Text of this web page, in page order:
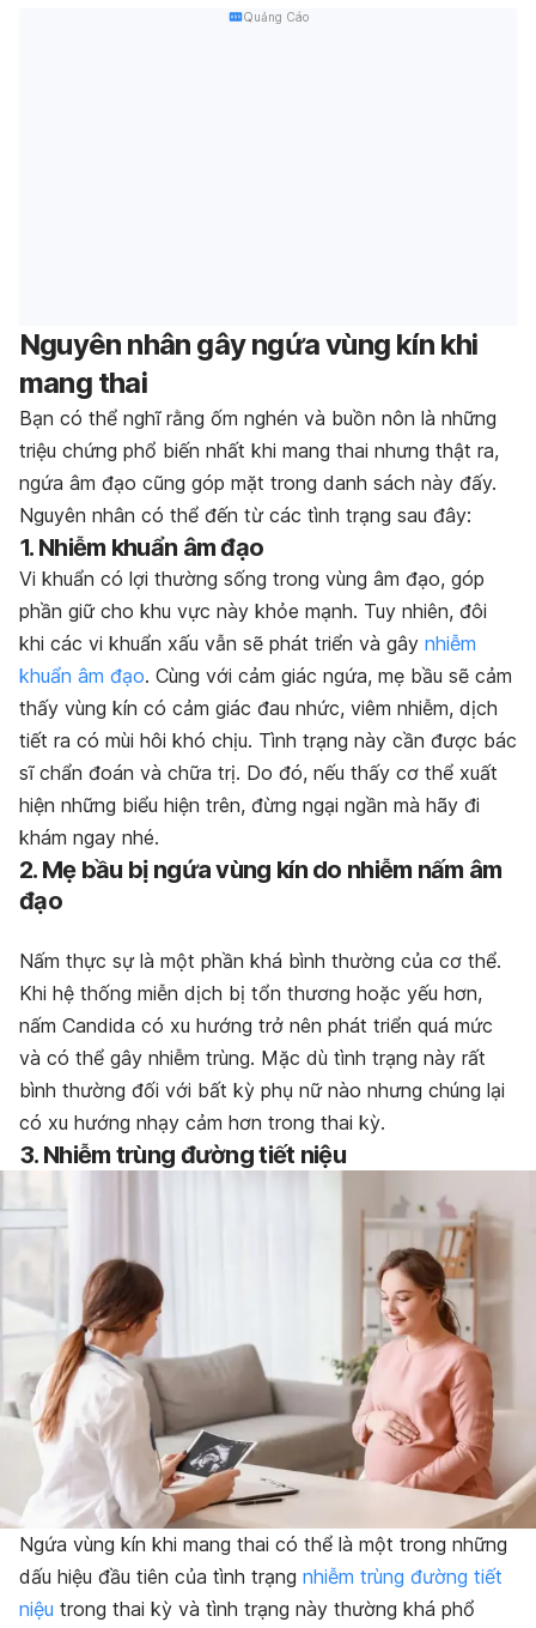
Quảng Cáo
Nguyên nhân gây ngứa vùng kín khi
mang thai
Bạn có thể nghĩ rằng ốm nghén và buồn nôn là những
triệu chứng phổ biến nhất khi mang thai nhưng thật ra,
ngứa âm đạo cũng góp mặt trong danh sách này đấy.
Nguyên nhân có thể đến từ các tình trạng sau đây:
1. Nhiễm khuẩn âm đạo
Vi khuẩn có lợi thường sống trong vùng âm đạo, góp
phần giữ cho khu vực này khỏe mạnh. Tuy nhiên, đôi
khi các vi khuẩn xấu vẫn sẽ phát triển và gây nhiễm
khuẩn âm đạo. Cùng với cảm giác ngứa, mẹ bầu sẽ cảm
thấy vùng kín có cảm giác đau nhức, viêm nhiễm, dịch
tiết ra có mùi hôi khó chịu. Tình trạng này cần được bác
sĩ chẩn đoán và chữa trị. Do đó, nếu thấy cơ thể xuất
hiện những biểu hiện trên, đừng ngại ngần mà hãy đi
khám ngay nhé.
2. Mẹ bầu bị ngứa vùng kín do nhiễm nấm âm
đạo
Nấm thực sự là một phần khá bình thường của cơ thể.
Khi hệ thống miễn dịch bị tổn thương hoặc yếu hơn,
nấm Candida có xu hướng trở nên phát triển quá mức
và có thể gây nhiễm trùng. Mặc dù tình trạng này rất
bình thường đối với bất kỳ phụ nữ nào nhưng chúng lại
có xu hướng nhạy cảm hơn trong thai kỳ.
3. Nhiễm trùng đường tiết niệu
Ngứa vùng kín khi mang thai có thể là một trong những
dấu hiệu đầu tiên của tình trạng nhiễm trùng đường tiết
niệu trong thai kỳ và tình trạng này thường khá phổ